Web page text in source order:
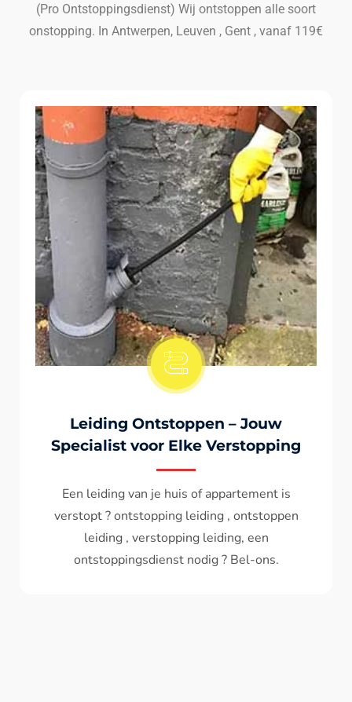
(Pro Ontstoppingsdienst) Wij ontstoppen alle soort
onstopping. In Antwerpen, Leuven , Gent , vanaf 119€
Onstopping Van Wc-Tiolet
Wc spoelt niet meer door ? het water komt
terug ? ontstoppen wc , ontstopping wc , wc
verstopt , een ontstoppingsdienst nodig ?
Bel - ons ? V.A 119€